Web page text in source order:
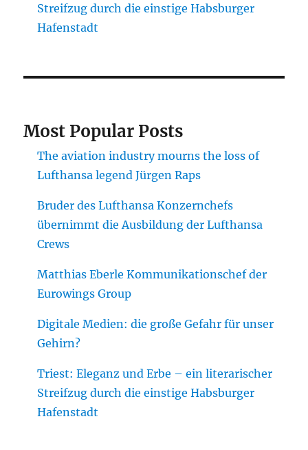
Streifzug durch die einstige Habsburger
Hafenstadt
Most Popular Posts
The aviation industry mourns the loss of
Lufthansa legend Jürgen Raps
Bruder des Lufthansa Konzernchefs
übernimmt die Ausbildung der Lufthansa
Crews
Matthias Eberle Kommunikationschef der
Eurowings Group
Digitale Medien: die große Gefahr für unser
Gehirn?
Triest: Eleganz und Erbe – ein literarischer
Streifzug durch die einstige Habsburger
Hafenstadt